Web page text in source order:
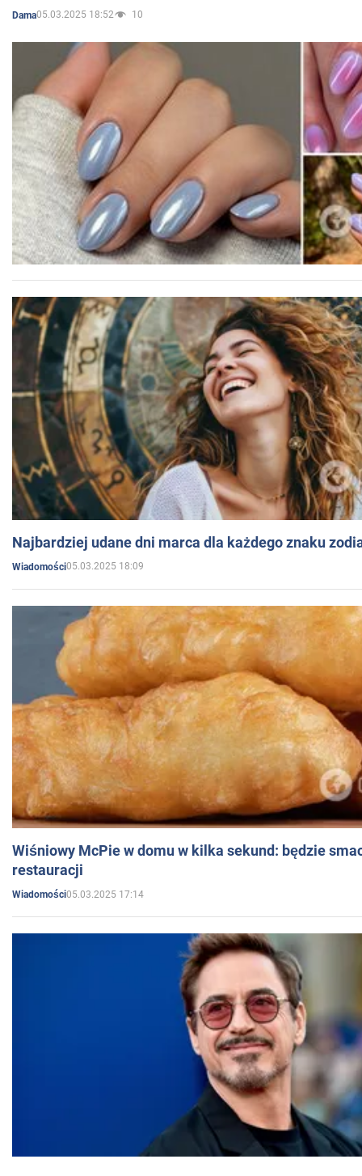
Dama05.03.2025 18:52 10
Najbardziej udane dni marca dla każdego znaku
Wiadomości05.03.2025 18:09
Wiśniowy McPie w domu w kilka sekund: będzie
restauracji
Wiadomości05.03.2025 17:14